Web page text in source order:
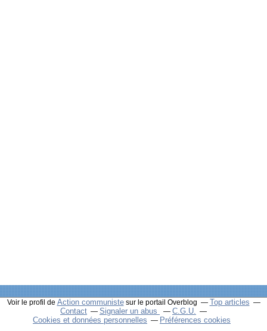
Voir le profil de Action communistesur le portail Overblog
Top articles
Contact
Signaler un abus
C.G.U.
Cookies et données personnelles
Préférences cookies